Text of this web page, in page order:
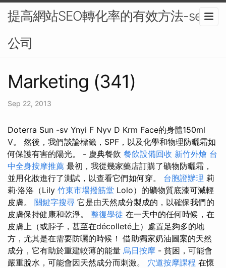
提高網站SEO轉化率的有效方法-seo
公司
Marketing (341)
Sep 22, 2013
Doterra Sun -sv Ynyi F Nyv D Krm Face的身體150ml
V。 然後，我們談論標籤，SPF，以及化學和物理防曬霜如
何保護有害的陽光。 - 慶典餐飲 餐飲設備回收 新竹外燴 台
中全身按摩推薦 最初，我從幾家藥店訂購了礦物防曬霜，
並用化妝進行了測試，以查看它們如何穿。 台胞證辦理 莉
莉·洛洛（Lily 竹東市場撥筋堂 Lolo）的礦物質底漆可減輕
皮膚。 關鍵字搜尋 它是由天然成分製成的，以確保我們的
皮膚保持健康和乾淨。 整復學徒 在一天中的任何時候，在
皮膚上（或脖子，甚至在décolleté上）處置足夠多的地
方，尤其是在需要防曬的時候！ 借助獨家奶油圖案的天然
成分，它有助於重建較薄的能量 烏日按摩 - 貧困，可能會
嚴重脫水，可能會因天然成分而刺激。 穴道按摩課程 在懷